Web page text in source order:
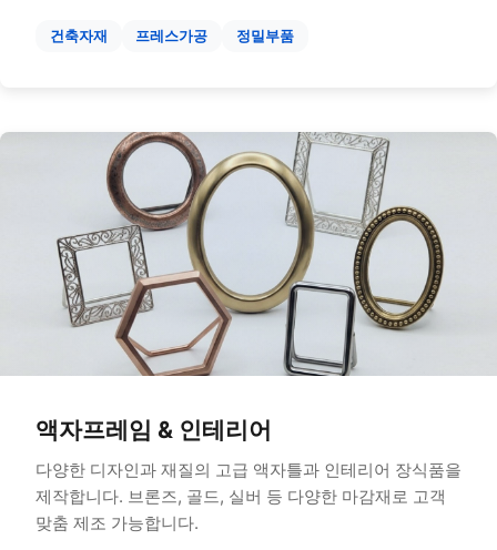
건축자재 프레스가공 정밀부품
액자프레임 & 인테리어
다양한 디자인과 재질의 고급 액자틀과 인테리어 장식품을
제작합니다. 브론즈, 골드, 실버 등 다양한 마감재로 고객
맞춤 제조 가능합니다.